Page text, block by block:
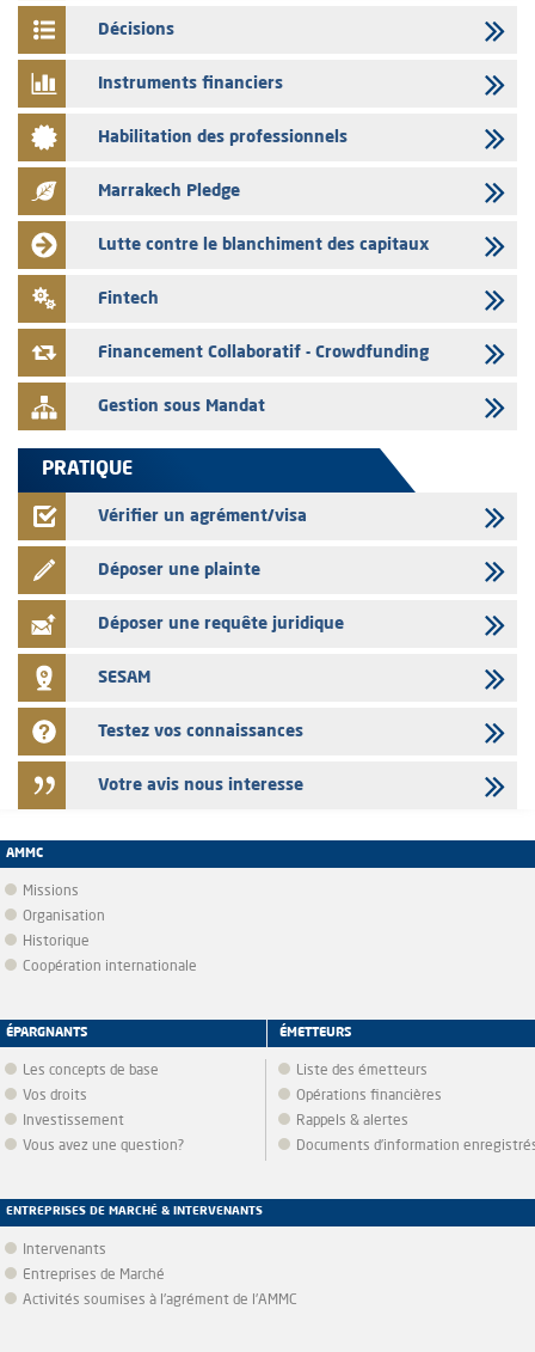
Saham Bank – Mise à jour annuelle du dossier d’information relatif au
03/08/2026
L’AMMC met sur son site internet les publications réalisées par les
émetteurs en date du 3 août 2026
03/08/2026
Liste des agréments et visas d'OPCVM accordés par l'AMMC pour le
mois de juillet 2026
03/08/2026
L' AMMC publie les indicateurs mensuels du marché des capitaux pour
le mois de Juin 2026
Décisions
Instruments financiers
Habilitation des professionnels
Marrakech Pledge
Lutte contre le blanchiment des capitaux
Fintech
Financement Collaboratif - Crowdfunding
Gestion sous Mandat
PRATIQUE
Vérifier un agrément/visa
Déposer une plainte
Déposer une requête juridique
SESAM
Testez vos connaissances
Votre avis nous interesse
AMMC
Missions
Organisation
Historique
Coopération internationale
ÉPARGNANTS
Les concepts de base
Vos droits
Investissement
Vous avez une question?
ÉMETTEURS
Liste des émetteurs
Opérations financières
Rappels & alertes
Documents d’information
ENTREPRISES DE MARCHÉ & INTERVENANTS
Intervenants
Entreprises de Marché
Activités soumises à l'agrément de l'AMMC